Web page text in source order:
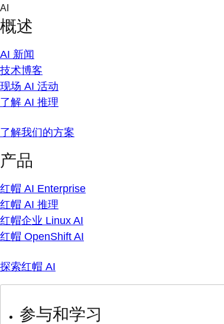
Skip
content
AI
概述
AI 新闻
技术博客
现场 AI 活动
了解 AI 推理
了解我们的方案
产品
红帽 AI Enterprise
红帽 AI 推理
红帽企业 Linux AI
红帽 OpenShift AI
探索红帽 AI
参与和学习